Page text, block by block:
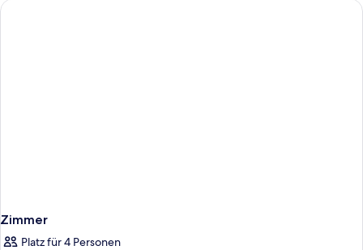
Zimmer
Platz für 4 Personen